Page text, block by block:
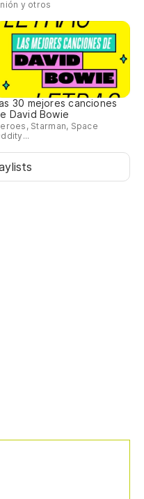
y otros
30 mejores canciones
David Bowie
Starman, Space